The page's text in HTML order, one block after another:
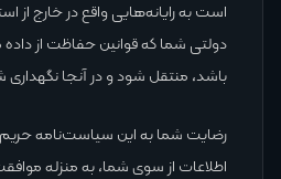
است به رایانه‌هایی واقع در خارج از
دولتی شما که قوانین حفاظت از
باشد، منتقل شود و در آنجا نگهداری
رضایت شما به این سیاست‌نامه
اطلاعات از سوی شما، به منزله